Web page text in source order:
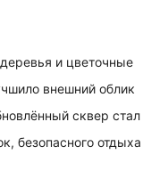
и цветочные
внешний облик
сквер стал
безопасного отдыха